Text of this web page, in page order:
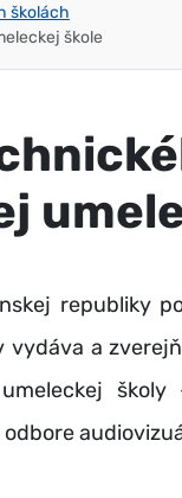
školách
škole
republiky
vydáva a